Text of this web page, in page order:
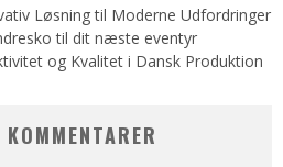
Løsning til Moderne Udfordringer
til dit næste eventyr
og Kvalitet i Dansk Produktion
KOMMENTARER